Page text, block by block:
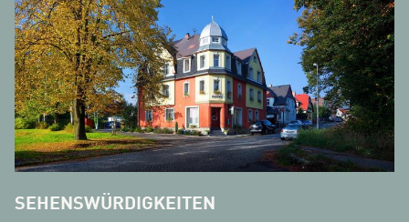
SEHENSWÜRDIGKEITEN